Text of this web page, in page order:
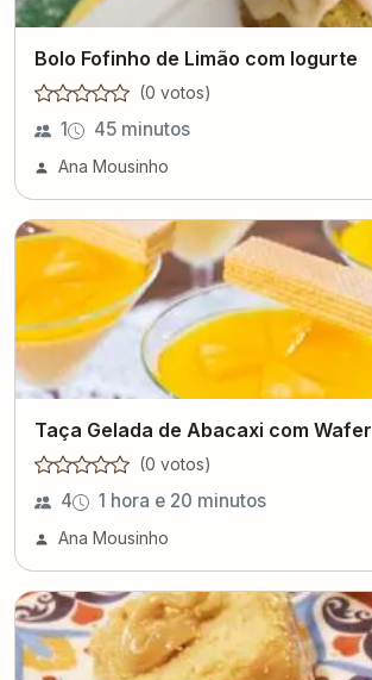
Bolo Fofinho de Limão com Iogurte
(0 votos)
1 45 minutos
Ana Mousinho
Taça Gelada de Abacaxi com Wafer
(0 votos)
4 1 hora e 20 minutos
Ana Mousinho